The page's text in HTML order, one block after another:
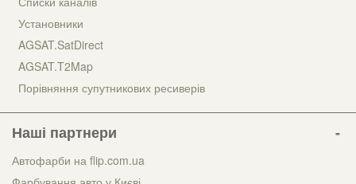
Установники
AGSAT.SatDirect
AGSAT.T2Map
Порівняння супутникових ресиверів
Наші партнери
Автофарби на flip.com.ua